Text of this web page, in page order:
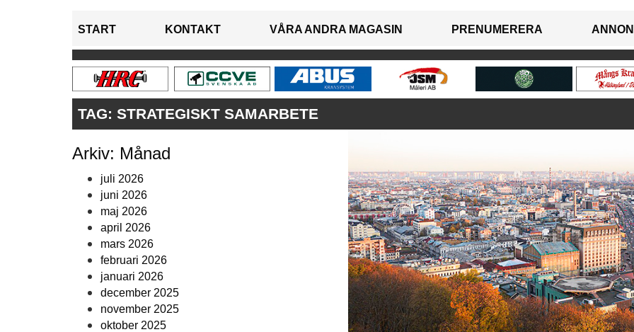
START KONTAKT VÅRA ANDRA MAGASIN PRENUMERERA
TAG: STRATEGISKT SAMARBETE
Arkiv: Månad
juli 2026
juni 2026
maj 2026
april 2026
mars 2026
februari 2026
januari 2026
december 2025
november 2025
oktober 2025